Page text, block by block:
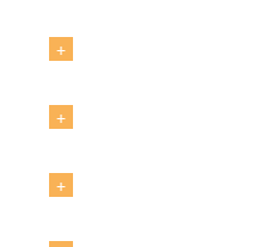
+
+
+